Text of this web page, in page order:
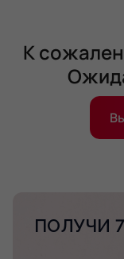
К
ПОЛУЧИ